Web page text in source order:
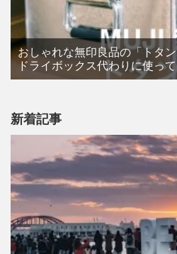
おしゃれな無印良品の「トタ
ドライボックス代わりに使っ
新着記事